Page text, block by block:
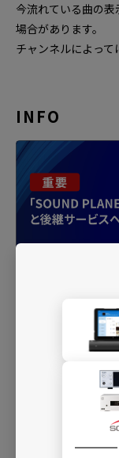
今流れている曲の
場合があります。
チャンネルによって
INFO